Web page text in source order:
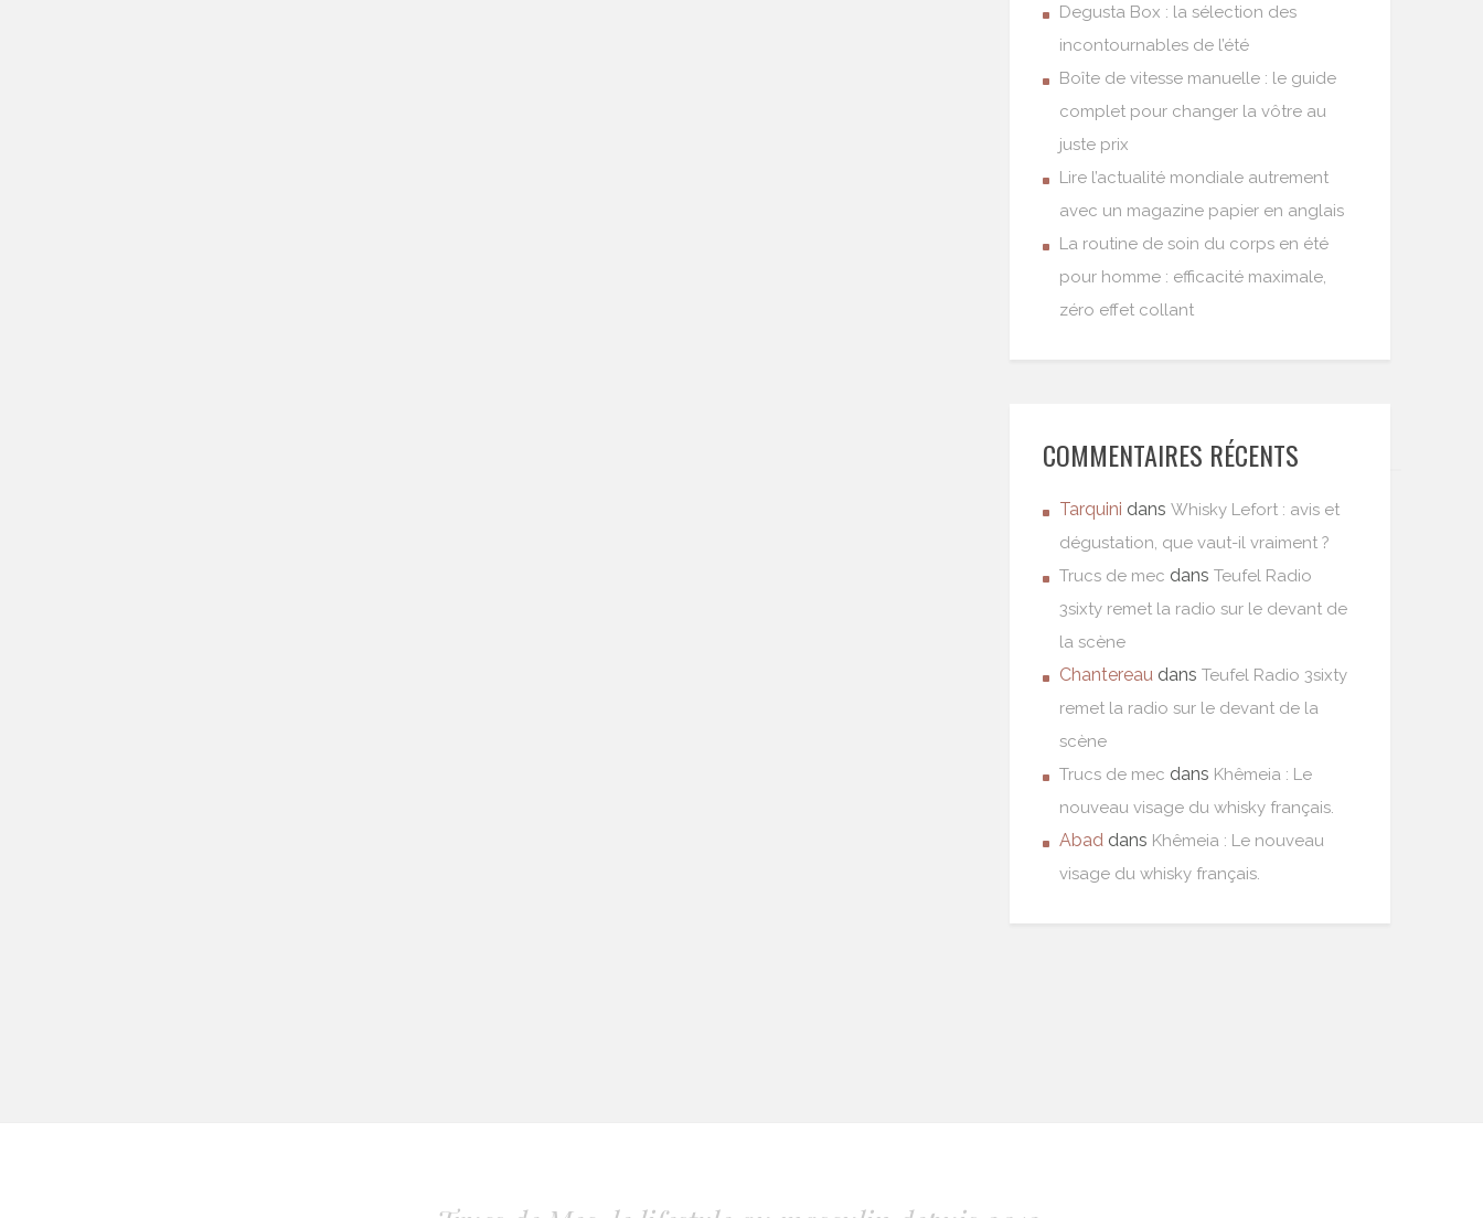
Degusta Box : la sélection des
incontournables de l’été
Boîte de vitesse manuelle : le guide
complet pour changer la vôtre au
juste prix
Lire l’actualité mondiale autrement
avec un magazine papier en anglais
La routine de soin du corps en été
pour homme : efficacité maximale,
zéro effet collant
COMMENTAIRES RÉCENTS
Tarquini dans Whisky Lefort : avis et
dégustation, que vaut-il vraiment ?
Trucs de mec dans Teufel Radio
3sixty remet la radio sur le devant de
la scène
Chantereau dans Teufel Radio 3sixty
remet la radio sur le devant de la
scène
Trucs de mec dans Khêmeia : Le
nouveau visage du whisky français.
Abad dans Khêmeia : Le nouveau
visage du whisky français.